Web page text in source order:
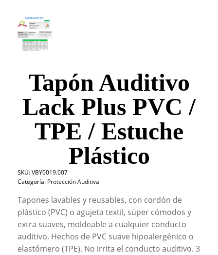
Tapón Auditivo
Lack Plus PVC /
TPE / Estuche
Plástico
SKU:VBY0019.007
Categoría: Protección Auditiva
Tapones lavables y reusables, con cordón de
plástico (PVC) o agujeta textil, súper cómodos y
extra suaves, moldeable a cualquier conducto
auditivo. Hechos de PVC suave hipoalergénico o
elastómero (TPE). No irrita el conducto auditivo. 3